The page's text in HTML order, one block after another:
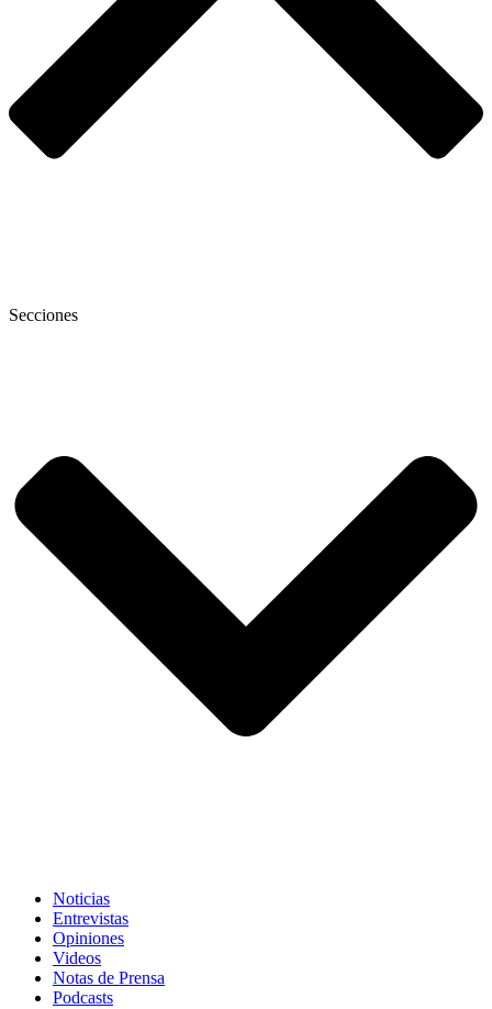
Secciones
Noticias
Entrevistas
Opiniones
Videos
Notas de Prensa
Podcasts